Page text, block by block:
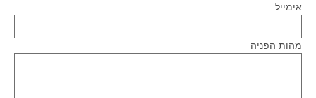
leave
אימייל
מהות הפניה